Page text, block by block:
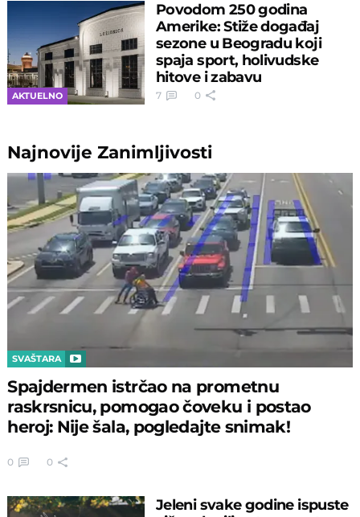
AKTUELNO
Povodom 250 godina
Amerike: Stiže događaj
sezone u Beogradu koji
spaja sport, holivudske
hitove i zabavu
7 0
NajnovijeZanimljivosti
SVAŠTARA
Spajdermen istrčao na prometnu
raskrsnicu, pomogao čoveku i postao
heroj: Nije šala, pogledajte snimak!
0 0
Jeleni svake godine ispuste